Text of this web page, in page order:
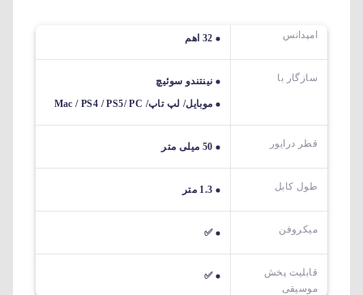
امپدانس 32 اهم
سازگار با
نینتندو سوئیچ
موبایل/ لپ تاپ/ Mac / PS4 / PS5/ PC
قطر درایور 50 میلی متر
طول کابل 1.3 متر
میکروفن ✅
قابلیت پخش
موسیقی
✅